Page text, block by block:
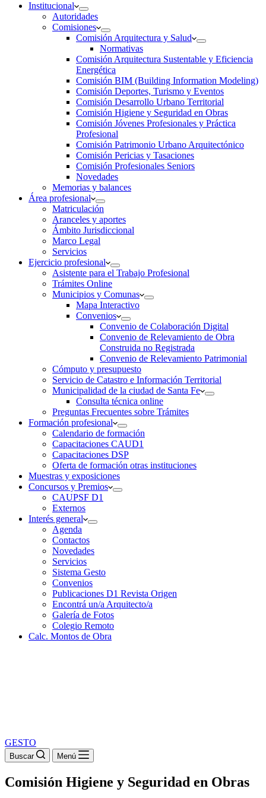
Institucional
Autoridades
Comisiones
Comisión Arquitectura y Salud
Normativas
Comisión Arquitectura Sustentable y Eficiencia
Energética
Comisión BIM (Building Information Modeling)
Comisión Deportes, Turismo y Eventos
Comisión Desarrollo Urbano Territorial
Comisión Higiene y Seguridad en Obras
Comisión Jóvenes Profesionales y Práctica
Profesional
Comisión Patrimonio Urbano Arquitectónico
Comisión Pericias y Tasaciones
Comisión Profesionales Seniors
Novedades
Memorias y balances
Área profesional
Matriculación
Aranceles y aportes
Ámbito Jurisdiccional
Marco Legal
Servicios
Ejercicio profesional
Asistente para el Trabajo Profesional
Trámites Online
Municipios y Comunas
Mapa Interactivo
Convenios
Convenio de Colaboración Digital
Convenio de Relevamiento de Obra
Construida no Registrada
Convenio de Relevamiento Patrimonial
Cómputo y presupuesto
Servicio de Catastro e Información Territorial
Municipalidad de la ciudad de Santa Fe
Consulta técnica online
Preguntas Frecuentes sobre Trámites
Formación profesional
Calendario de formación
Capacitaciones CAUD1
Capacitaciones DSP
Oferta de formación otras instituciones
Muestras y exposiciones
Concursos y Premios
CAUPSF D1
Externos
Interés general
Agenda
Contactos
Novedades
Servicios
Sistema Gesto
Convenios
Publicaciones D1 Revista Origen
Encontrá un/a Arquitecto/a
Galería de Fotos
Colegio Remoto
Calc. Montos de Obra
GESTO
Buscar Menú
Comisión Higiene y Seguridad en Obras